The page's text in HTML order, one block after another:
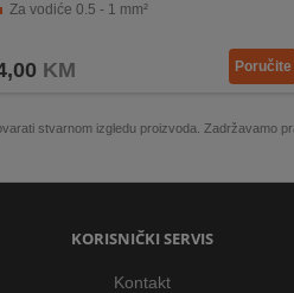
Za vodiće 0.5 - 1 mm²
KM Poručite
stvarnom izgledu proizvoda. Zadržavamo
KORISNIČKI SERVIS
Kontakt